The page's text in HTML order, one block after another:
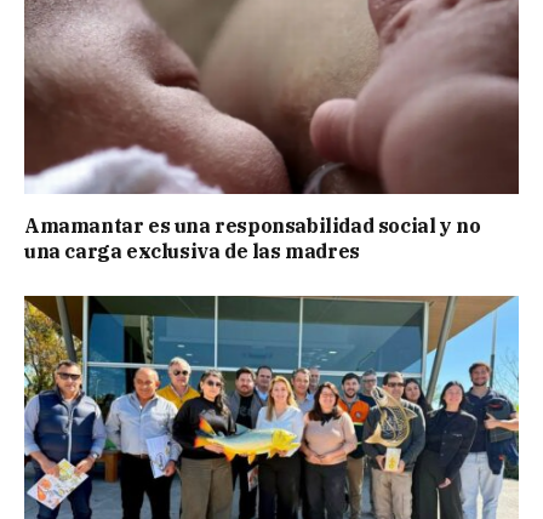
Amamantar es una responsabilidad social y no
una carga exclusiva de las madres